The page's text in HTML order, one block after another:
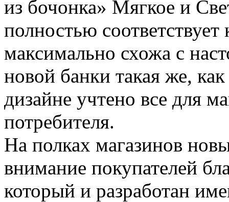
из бочонка» Мягкое и
полностью
максимально схожа с
новой банки такая же,
дизайне учтено все для
потребителя.
На полках магазинов
внимание покупателей
который и разработан